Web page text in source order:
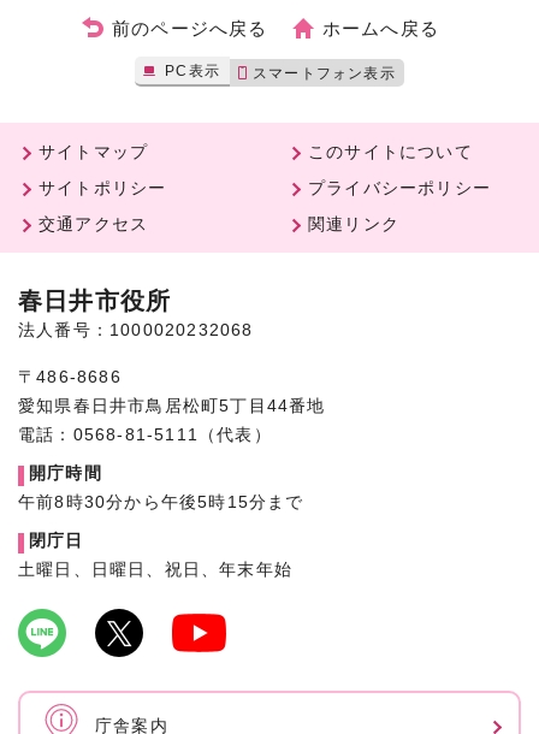
前のページへ戻る ホームへ戻る
PC表示 スマートフォン表示
サイトマップ
このサイトについて
サイトポリシー
プライバシーポリシー
交通アクセス
関連リンク
春日井市役所
法人番号：1000020232068
〒486-8686
愛知県春日井市鳥居松町5丁目44番地
電話：0568-81-5111（代表）
開庁時間
午前8時30分から午後5時15分まで
閉庁日
土曜日、日曜日、祝日、年末年始
庁舎案内